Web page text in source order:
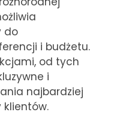
do
i budżetu.
od tych
i
najbardziej